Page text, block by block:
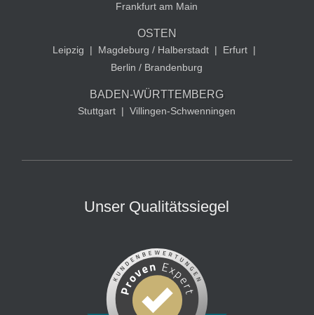
Frankfurt am Main
OSTEN
Leipzig | Magdeburg / Halberstadt | Erfurt |
Berlin / Brandenburg
BADEN-WÜRTTEMBERG
Stuttgart | Villingen-Schwenningen
Unser Qualitätssiegel